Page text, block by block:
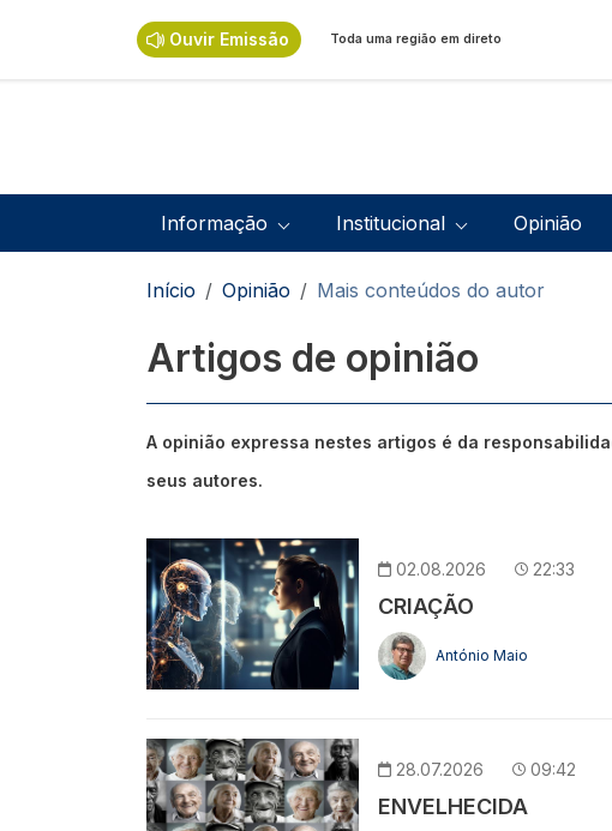
Ouvir Emissão Toda uma região em direto
Navegação principal
Informação Institucional Opinião
Navegação estrutural
Início Opinião Mais conteúdos do autor
Artigos de opinião
A opinião expressa nestes artigos é da
seus autores.
02.08.2026 22:33
CRIAÇÃO
António Maio
28.07.2026 09:42
ENVELHECIDA